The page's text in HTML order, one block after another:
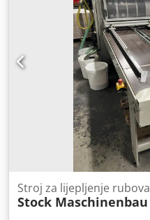
Stroj za lijepljenje rubova
Stock Maschinenbau